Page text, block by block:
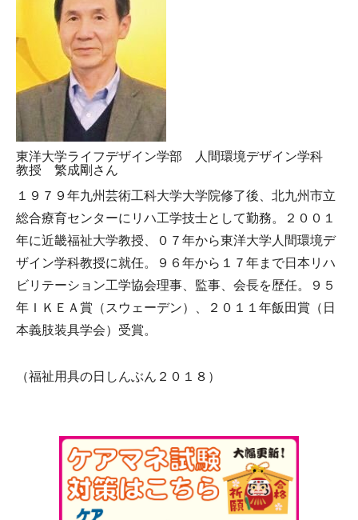
東洋大学ライフデザイン学部 人間環境デザイン学科
教授 繁成剛さん
１９７９年九州芸術工科大学大学院修了後、北九州市立
総合療育センターにリハ工学技士として勤務。２００１
年に近畿福祉大学教授、０７年から東洋大学人間環境デ
ザイン学科教授に就任。９６年から１７年まで日本リハ
ビリテーション工学協会理事、監事、会長を歴任。９５
年ＩＫＥＡ賞（スウェーデン）、２０１１年飯田賞（日
本義肢装具学会）受賞。
（福祉用具の日しんぶん２０１８）